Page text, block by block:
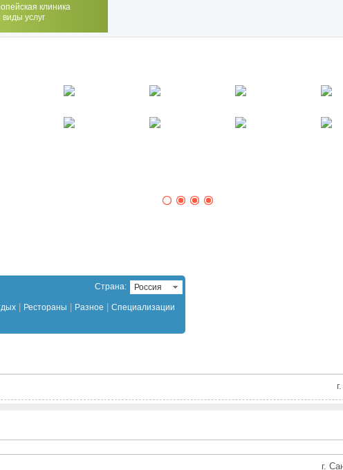
клиника
виды услуг
Страна: Россия
Рестораны Разное
Специализации
г.